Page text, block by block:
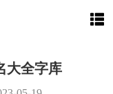
大全字库